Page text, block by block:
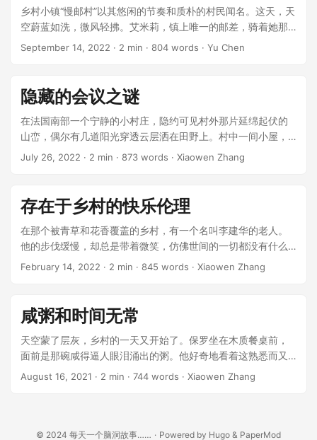
乡村小镇“慢邮村”以其悠闲的节奏和质朴的村民闻名。这天，天
空蔚蓝如洗，微风轻拂。艾米莉，镇上唯一的邮差，骑着她那
辆古旧的自行车，穿过乡间的小道。她的车筐中装着一个特殊
September 14, 2022 · 2 min · 804 words · Yu Chen
隐藏的会议之谜
在法国南部一个宁静的小村庄，隐约可见村外那片延绵起伏的
山峦，偶尔有几道阳光穿透云层洒在田野上。村中一间小屋，
装潢质朴却充满温馨的氛围，窗前的玫瑰花正沐浴在微风中轻
July 26, 2022 · 2 min · 873 words · Xiaowen Zhang
存在于乡村的快乐伦理
在那个被青草和花香覆盖的乡村，有一个名叫李建华的老人。
他的步伐缓慢，却总是带着微笑，仿佛世间的一切都没有什么
可以打扰他的心情。年轻的村民们都喜欢围在他的院子里，听
February 14, 2022 · 2 min · 845 words · Xiaowen Zhang
咸粥和时间无常
天空蒙了层灰，乡村的一天又开始了。保罗坐在木质餐桌前，
面前是那碗咸得逼人眼泪涌出的粥。他好奇地看着这熟悉而又
陌生的物品：“这碗粥为什么咸得离谱？” ...
August 16, 2021 · 2 min · 744 words · Xiaowen Zhang
© 2024 每天一个脑洞故事…… · Powered by Hugo & PaperMod